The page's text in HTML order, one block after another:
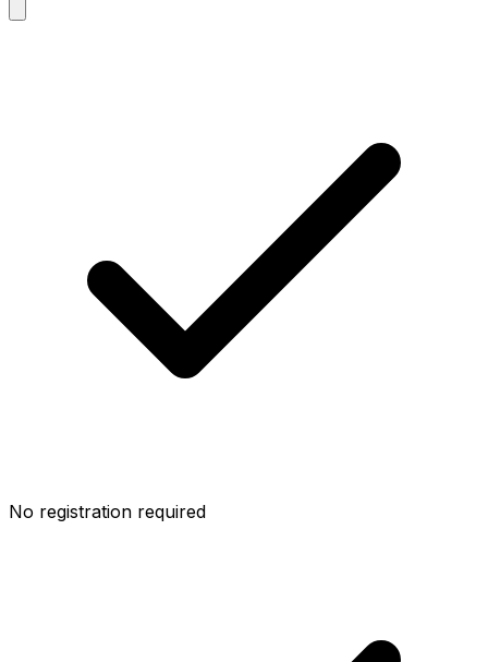
No registration required